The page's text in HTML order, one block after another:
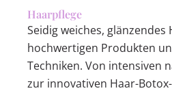
Haarpflege
Seidig weiches, glänzendes
hochwertigen Produkten
Techniken. Von intensiven
zur innovativen Haar-